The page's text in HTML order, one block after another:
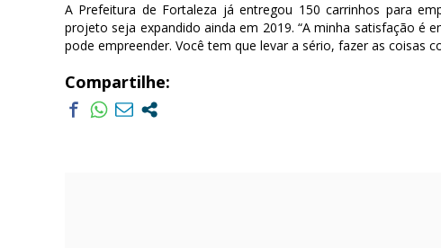
A Prefeitura de Fortaleza já entregou 150 carrinhos para
projeto seja expandido ainda em 2019. “A minha satisfação é
pode empreender. Você tem que levar a sério, fazer as coisas
Compartilhe: